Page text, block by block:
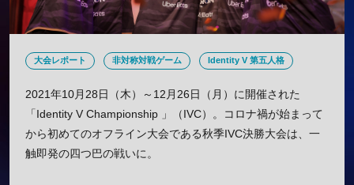
大会レポート 非対称対戦ゲーム Identity V 第五人格
2021年10月28日（木）～12月26日（月）に開催された
「Identity V Championship 」（IVC）。コロナ禍が始まって
から初めてのオフライン大会である秋季IVC決勝大会は、一
触即発の四つ巴の戦いに。